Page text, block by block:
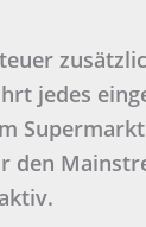
jedes
den